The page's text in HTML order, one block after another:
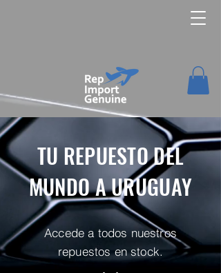
TU REPUESTO DEL
MUNDO A URUGUAY
Accede a todos nuestros
repuestos en stock.